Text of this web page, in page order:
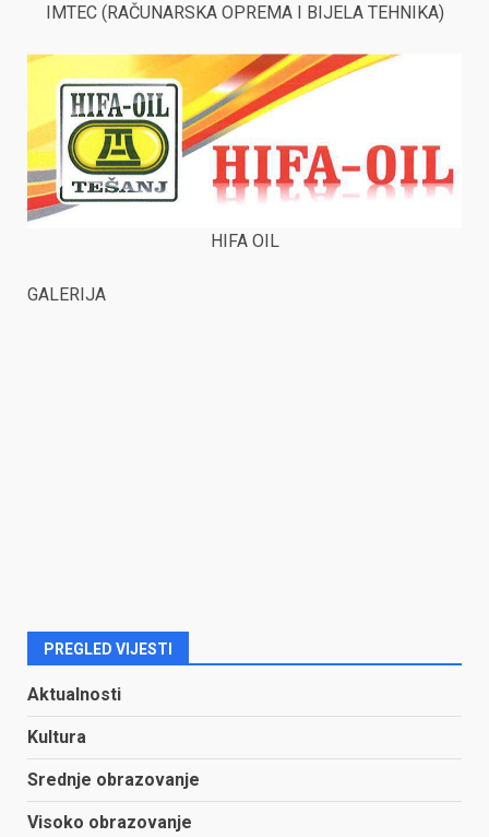
IMTEC (RAČUNARSKA OPREMA I BIJELA TEHNIKA)
HIFA OIL
GALERIJA
PREGLED VIJESTI
Aktualnosti
Kultura
Srednje obrazovanje
Visoko obrazovanje